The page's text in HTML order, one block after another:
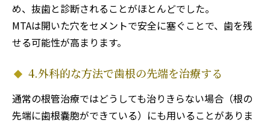
め、抜歯と診断されることがほとんどでした。
MTAは開いた穴をセメントで安全に塞ぐことで、歯を残
せる可能性が高まります。
4.外科的な方法で歯根の先端を治療する
通常の根管治療ではどうしても治りきらない場合（根の
先端に歯根嚢胞ができている）にも用いることがありま